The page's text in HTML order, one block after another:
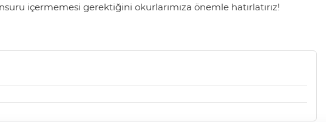
içermemesi gerektiğini okurlarımıza önemle hatırlatırız!